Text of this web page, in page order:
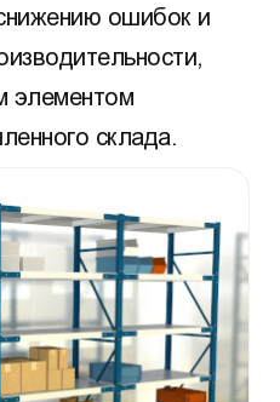
ошибок и
элементом
склада.